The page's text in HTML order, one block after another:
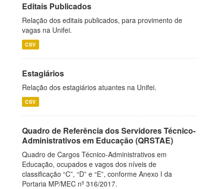
Editais Publicados
Relação dos editais publicados, para provimento de
vagas na Unifei.
CSV
Estagiários
Relação dos estagiários atuantes na Unifei.
CSV
Quadro de Referência dos Servidores Técnico-
Administrativos em Educação (QRSTAE)
Quadro de Cargos Técnico-Administrativos em
Educação, ocupados e vagos dos níveis de
classificação “C”, “D” e “E”, conforme Anexo I da
Portaria MP/MEC nº 316/2017.